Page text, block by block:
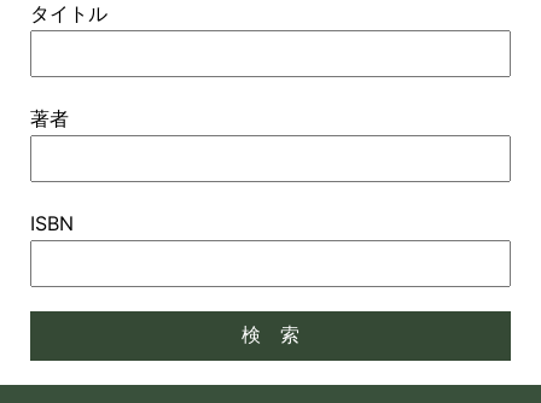
タイトル
著者
ISBN